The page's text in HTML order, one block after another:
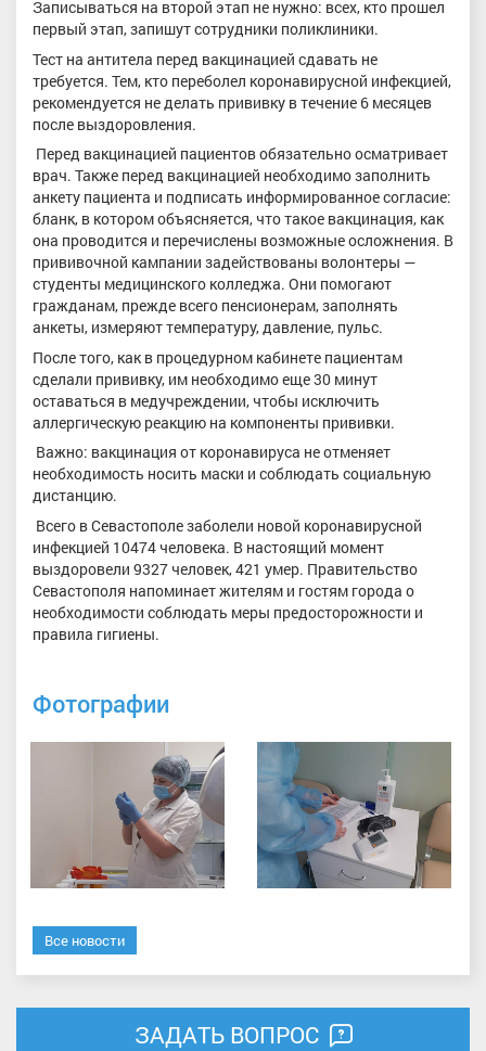
Записываться на второй этап не нужно: всех, кто прошел
первый этап, запишут сотрудники поликлиники.
Тест на антитела перед вакцинацией сдавать не
требуется. Тем, кто переболел коронавирусной инфекцией,
рекомендуется не делать прививку в течение 6 месяцев
после выздоровления.
Перед вакцинацией пациентов обязательно осматривает
врач. Также перед вакцинацией необходимо заполнить
анкету пациента и подписать информированное согласие:
бланк, в котором объясняется, что такое вакцинация, как
она проводится и перечислены возможные осложнения. В
прививочной кампании задействованы волонтеры —
студенты медицинского колледжа. Они помогают
гражданам, прежде всего пенсионерам, заполнять
анкеты, измеряют температуру, давление, пульс.
После того, как в процедурном кабинете пациентам
сделали прививку, им необходимо еще 30 минут
оставаться в медучреждении, чтобы исключить
аллергическую реакцию на компоненты прививки.
Важно: вакцинация от коронавируса не отменяет
необходимость носить маски и соблюдать социальную
дистанцию.
Всего в Севастополе заболели новой коронавирусной
инфекцией 10474 человека. В настоящий момент
выздоровели 9327 человек, 421 умер. Правительство
Севастополя напоминает жителям и гостям города о
необходимости соблюдать меры предосторожности и
правила гигиены.
Фотографии
Все новости
ЗАДАТЬ ВОПРОС